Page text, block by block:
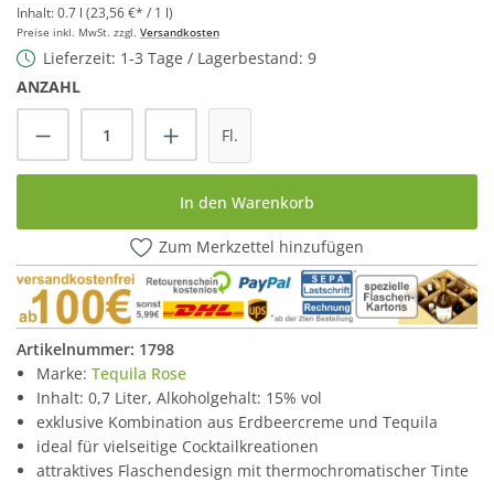
Inhalt:0.7 l (23,56 €* / 1 l)
Preise inkl. MwSt. zzgl. Versandkosten
Lieferzeit: 1-3 Tage / Lagerbestand: 9
ANZAHL
Produkt Anzahl: Gib den gewünschten
Fl.
In den Warenkorb
Zum Merkzettel hinzufügen
Artikelnummer: 1798
Marke: Tequila Rose
Inhalt: 0,7 Liter, Alkoholgehalt: 15% vol
exklusive Kombination aus Erdbeercreme und Tequila
ideal für vielseitige Cocktailkreationen
attraktives Flaschendesign mit thermochromatischer Tinte